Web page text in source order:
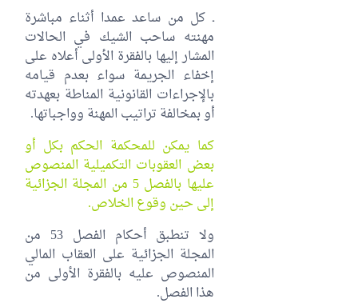
ـ كل من ساعد عمدا أثناء مباشرة
مهنته ساحب الشيك في الحالات
المشار إليها بالفقرة الأولى أعلاه على
إخفاء الجريمة سواء بعدم قيامه
بالإجراءات القانونية المناطة بعهدته
أو بمخالفة تراتيب المهنة وواجباتها.
كما يمكن للمحكمة الحكم بكل أو
بعض العقوبات التكميلية المنصوص
عليها بالفصل 5 من المجلة الجزائية
إلى حين وقوع الخلاص.
ولا تنطبق أحكام الفصل 53 من
المجلة الجزائية على العقاب المالي
المنصوص عليه بالفقرة الأولى من
هذا الفصل.